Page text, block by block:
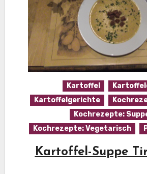
Kartoffel
Kartoffelgerichte
Kochrezepte:
Kochrezepte: Vegetarisch
Kartoffel-Suppe